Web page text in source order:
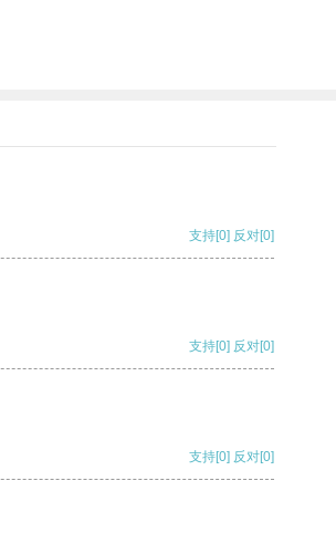
支持[0] 反对[0]
支持[0] 反对[0]
支持[0] 反对[0]